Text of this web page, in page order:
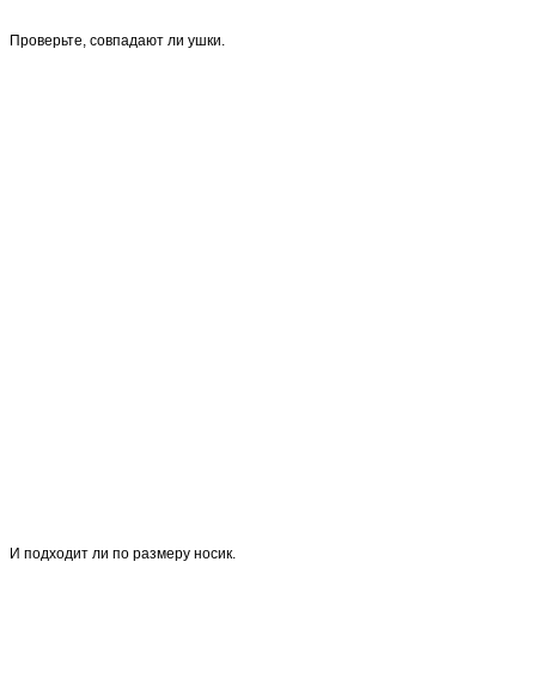
Проверьте, совпадают ли ушки.
И подходит ли по размеру носик.